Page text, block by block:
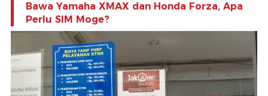
Bawa Yamaha XMAX dan Honda Forza, Apa
Perlu SIM Moge?